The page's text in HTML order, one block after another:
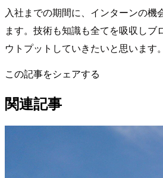
入社までの期間に、インターンの機
ます。技術も知識も全てを吸収しブ
ウトプットしていきたいと思います。
この記事をシェアする
関連記事